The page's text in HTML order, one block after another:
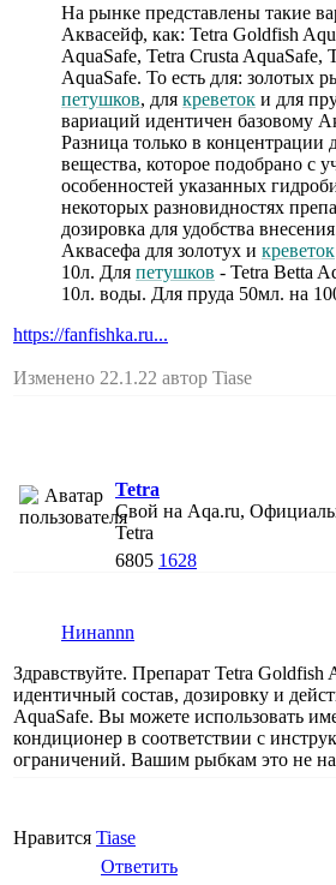
На рынке представлены такие
Аквасейф, как: Tetra Goldfish
AquaSafe, Tetra Crusta AquaSafe,
AquaSafe. То есть для: золотых
петушков, для креветок и для
вариаций идентичен базовому
Разница только в концентрации
вещества, которое подобрано с
особенностей указанных
некоторых разновидностях
дозировка для удобства
Аквасефа для золотух и креветок
10л. Для петушков - Tetra Betta
10л. воды. Для пруда 50мл. на
https://fanfishka.ru...
Изменено 22.1.22 автор Tiase
Tetra
Свой на Aqa.ru,
Tetra
6805 1628
Нинаnnn
Здравствуйте. Препарат Tetra Goldfish
идентичный состав, дозировку и
AquaSafe. Вы можете использовать
кондиционер в соответствии с
ограничений. Вашим рыбкам это не
Нравится Tiase
Ответить